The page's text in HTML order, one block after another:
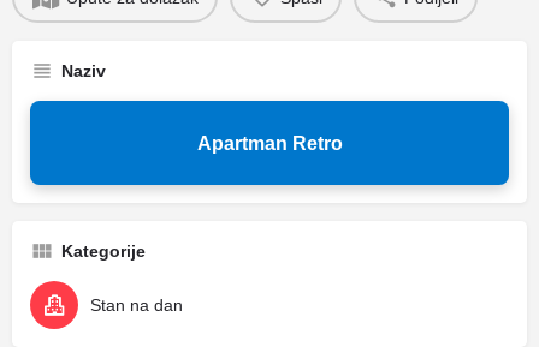
Naziv
Apartman Retro
Kategorije
Stan na dan